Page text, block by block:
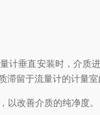
垂直安装时，介质
留于流量计的计量室
改善介质的纯净度。